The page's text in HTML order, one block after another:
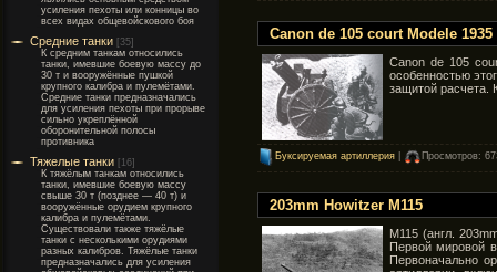
усиления пехоты или конницы во
всех видах общевойскового боя
Средние танки [35]
К средним танкам относились
танки, имевшие боевую массу до
30 т и вооружённые пушкой
крупного калибра и пулемётами.
Средние танки предназначались
для усиления пехоты при прорыве
сильно укреплённой
оборонительной полосы
противника
Тяжелые танки
[16]
К тяжёлым танкам относились
танки, имевшие боевую массу
свыше 30 т (позднее — 40 т) и
вооружённые орудием крупного
калибра и пулемётами.
Существовали также тяжёлые
танки с несколькими орудиями
разных калибров. Тяжёлые танки
предназначались для усиления
Canon de 105 court Modele 1935
Canon de 105
особенностью
защитой расчета.
Буксируемая артиллерия Просмотров:
203mm Howitzer M115
M115 (англ.
Первой мировой
Первоначально